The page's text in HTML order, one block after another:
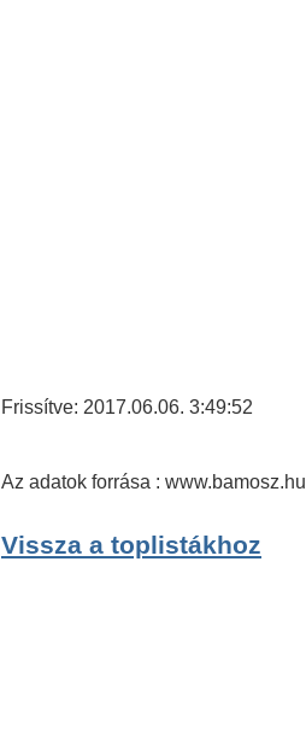
Frissítve: 2017.06.06. 3:49:52
Az adatok forrása : www.bamosz.hu
Vissza a toplistákhoz